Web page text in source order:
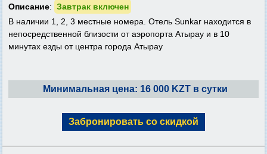
Описание: Завтрак включен
В наличии 1, 2, 3 местные номера. Отель Sunkar находится в
непосредственной близости от аэропорта Атырау и в 10
минутах езды от центра города Атырау
Минимальная цена: 16 000 KZT в сутки
Забронировать со скидкой